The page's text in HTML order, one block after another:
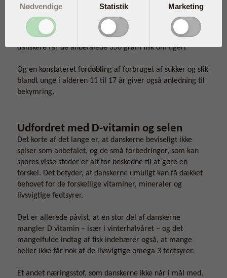
dagligt er stadig i den lave ende og langt fra anbefalingen
Rapporten viser desuden, at kun halvdelen af voksne
danskere får de anbefalede 350 gram fisk om ugen.
Og en konstateret fordobling af forbruget af sukker og slik
blandt unge i alderen 11 til 17 år giver også anledning til
bekymring.
Udfordret med D-vitamin og selen
Det korte af det lange er, at danskerne beviseligt ikke
spiser som anbefalet, og de små forbedringer, som kan
spores visse steder er alt for beskedne til at gøre en
forskel. Det betyder, at danskerne umuligt kan få dækket
behovet for de forskellige vitaminer, mineraler og
livsvigtige fedtsyrer.
Det er allerede påvist, at en stor del af danskerne
mangler D vitamin – især i vinterhalvåret – og det
mangelfulde indtag af fisk indebærer også, at mange
heller ikke får nok af de livsvigtige omega 3 fedtsyrer.
Et andet næringsstof, som danskerne ikke når i mål med,
Nødvendige Statistik Marketing